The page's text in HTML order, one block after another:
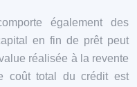
également des
en fin de prêt peut
réalisée à la revente
coût total du crédit est